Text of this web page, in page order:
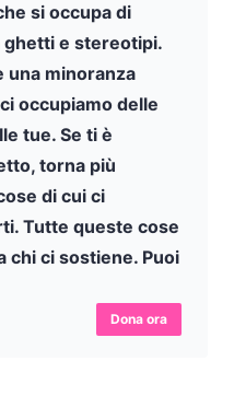
si occupa di
ghetti e stereotipi.
una minoranza
occupiamo delle
tue. Se ti è
torna più
di cui ci
Tutte queste cose
chi ci sostiene. Puoi
Dona ora